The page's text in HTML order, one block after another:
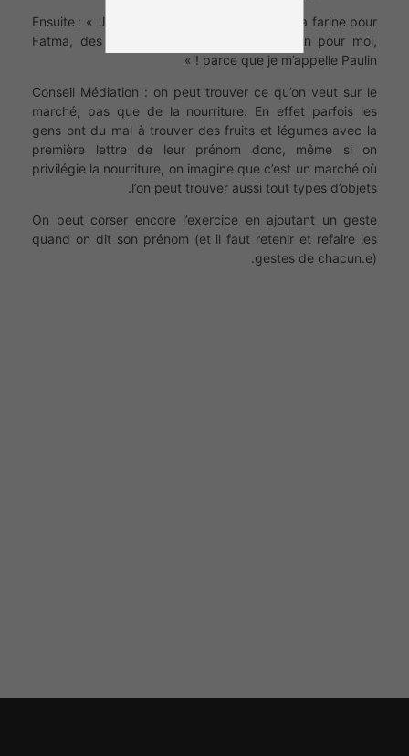
Ensuite : « Je vais au marché et j’achète de la farine pour
Fatma, des mangues pour Marie et du pain pour moi,
parce que je m’appelle Paulin ! »
Conseil Médiation : on peut trouver ce qu’on veut sur le
marché, pas que de la nourriture. En effet parfois les
gens ont du mal à trouver des fruits et légumes avec la
première lettre de leur prénom donc, même si on
privilégie la nourriture, on imagine que c’est un marché où
l’on peut trouver aussi tout types d’objets.
On peut corser encore l’exercice en ajoutant un geste
quand on dit son prénom (et il faut retenir et refaire les
gestes de chacun.e).